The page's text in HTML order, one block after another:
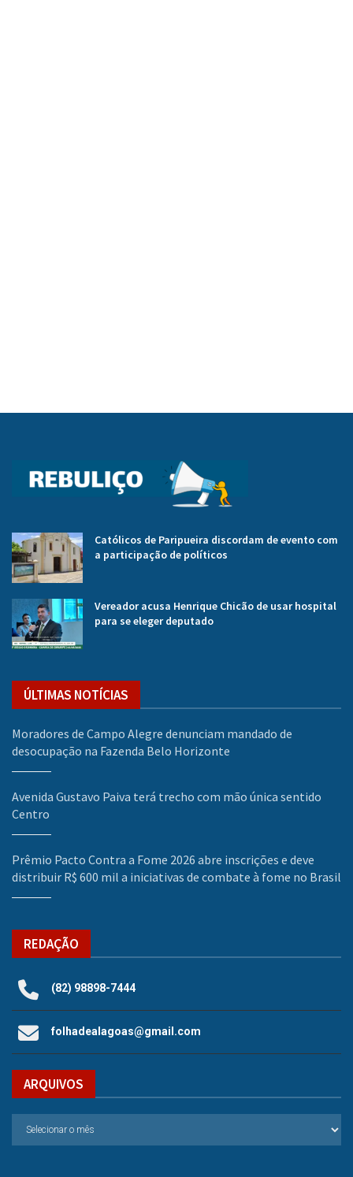
Católicos de Paripueira discordam de evento com
a participação de políticos
Vereador acusa Henrique Chicão de usar hospital
para se eleger deputado
ÚLTIMAS NOTÍCIAS
Moradores de Campo Alegre denunciam mandado de
desocupação na Fazenda Belo Horizonte
Avenida Gustavo Paiva terá trecho com mão única sentido
Centro
Prêmio Pacto Contra a Fome 2026 abre inscrições e deve
distribuir R$ 600 mil a iniciativas de combate à fome no Brasil
REDAÇÃO
(82) 98898-7444
folhadealagoas@gmail.com
ARQUIVOS